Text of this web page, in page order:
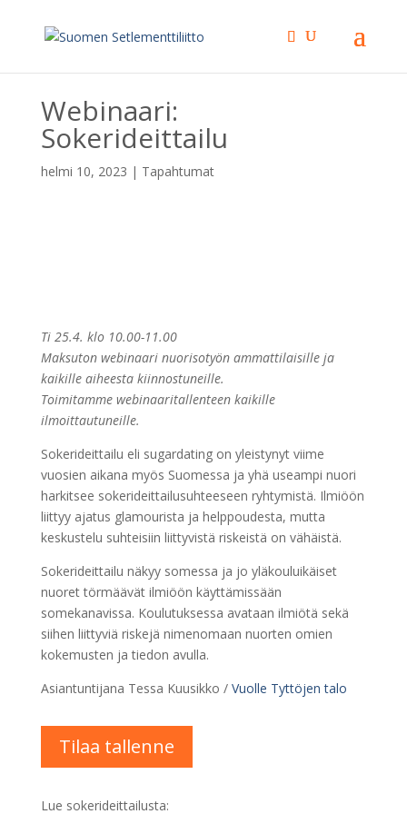
Webinaari:
Sokerideittailu
helmi 10, 2023 | Tapahtumat
Ti 25.4. klo 10.00-11.00
Maksuton webinaari nuorisotyön ammattilaisille ja
kaikille aiheesta kiinnostuneille.
Toimitamme webinaaritallenteen kaikille
ilmoittautuneille.
Sokerideittailu eli sugardating on yleistynyt viime
vuosien aikana myös Suomessa ja yhä useampi nuori
harkitsee sokerideittailusuhteeseen ryhtymistä. Ilmiöön
liittyy ajatus glamourista ja helppoudesta, mutta
keskustelu suhteisiin liittyvistä riskeistä on vähäistä.
Sokerideittailu näkyy somessa ja jo yläkouluikäiset
nuoret törmäävät ilmiöön käyttämissään
somekanavissa. Koulutuksessa avataan ilmiötä sekä
siihen liittyviä riskejä nimenomaan nuorten omien
kokemusten ja tiedon avulla.
Asiantuntijana Tessa Kuusikko / Vuolle Tyttöjen talo
Tilaa tallenne
Lue sokerideittailusta: